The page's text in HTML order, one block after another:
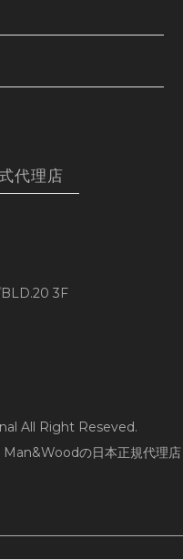
代理店
BLD.20 3F
All Right Reseved.
Man&Woodの日本正規代理店